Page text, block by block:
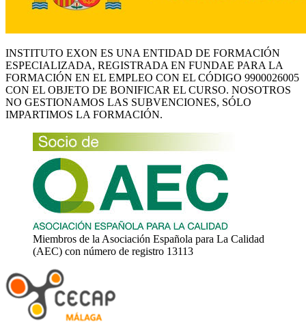
INSTITUTO EXON ES UNA ENTIDAD DE FORMACIÓN
ESPECIALIZADA, REGISTRADA EN FUNDAE PARA LA
FORMACIÓN EN EL EMPLEO CON EL CÓDIGO 9900026005
CON EL OBJETO DE BONIFICAR EL CURSO. NOSOTROS
NO GESTIONAMOS LAS SUBVENCIONES, SÓLO
IMPARTIMOS LA FORMACIÓN.
Miembros de la Asociación Española para La Calidad
(AEC) con número de registro 13113